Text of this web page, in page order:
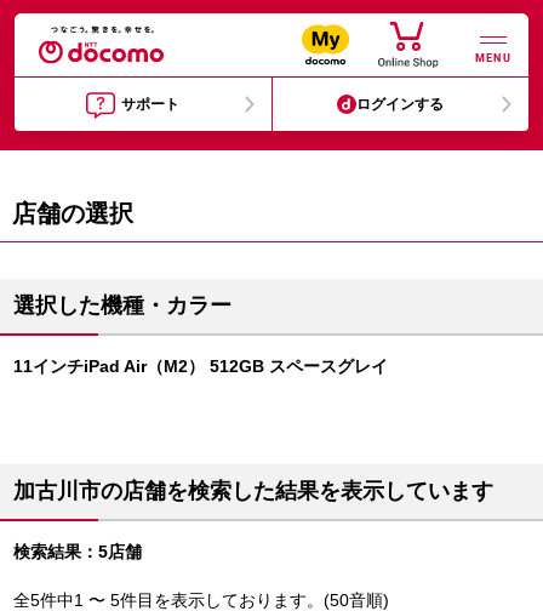
MENU
サポート ログインする
店舗の選択
選択した機種・カラー
11インチiPad Air（M2） 512GB スペースグレイ
加古川市の店舗を検索した結果を表示しています
検索結果：5店舗
全5件中1 〜 5件目を表示しております。(50音順)